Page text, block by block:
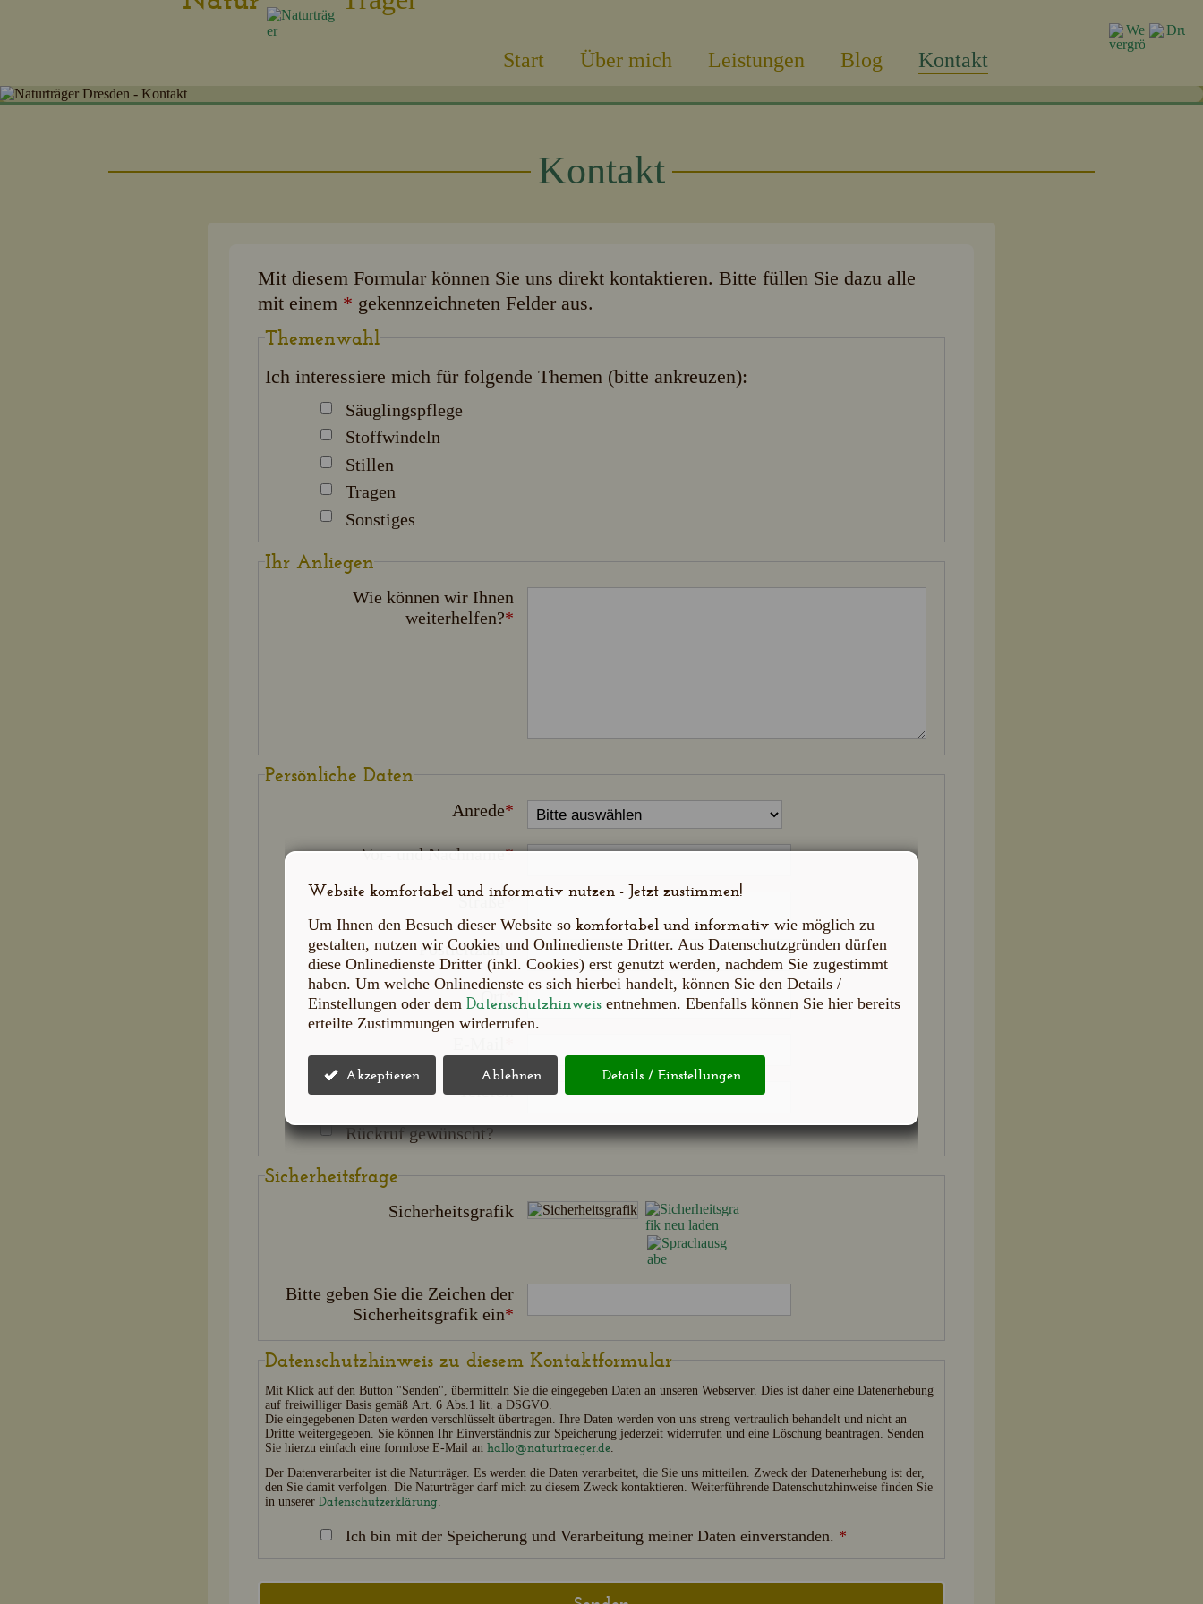
Start Über mich Leistungen Blog Kontakt
Kontakt
Mit diesem Formular können Sie uns direkt kontaktieren. Bitte füllen Sie dazu alle
mit einem * gekennzeichneten Felder aus.
Themenwahl
Ich interessiere mich für folgende Themen (bitte ankreuzen):
Säuglingspflege
Stoffwindeln
Stillen
Tragen
Sonstiges
Ihr Anliegen
Wie können wir Ihnen
weiterhelfen?*
Persönliche Daten
Anrede*
Vor- und Nachname*
Straße*
Postleitzahl*
Ort
Telefon
Rückruf gewünscht?
Sicherheitsfrage
Sicherheitsgrafik
Bitte geben Sie die Zeichen der
Sicherheitsgrafik ein*
Datenschutzhinweis zu diesem Kontaktformular
Mit Klick auf den Button "Senden", übermitteln Sie die eingegeben Daten an unseren Webserver. Dies ist daher eine Datenerhebung
auf freiwilliger Basis gemäß Art. 6 Abs.1 lit. a DSGVO.
Die eingegebenen Daten werden verschlüsselt übertragen. Ihre Daten werden von uns streng vertraulich behandelt und nicht an
Dritte weitergegeben. Sie können Ihr Einverständnis zur Speicherung jederzeit widerrufen und eine Löschung beantragen. Senden
Sie hierzu einfach eine formlose E-Mail an hallo@naturtraeger.de
Der Datenverarbeiter ist die Naturträger. Es werden die Daten verarbeitet, die Sie uns mitteilen. Zweck der Datenerhebung ist der,
den Sie damit verfolgen. Die Naturträger darf mich zu diesem Zweck kontaktieren. Weiterführende Datenschutzhinweise finden Sie
in unserer Datenschutzerklärung
Ich bin mit der Speicherung und Verarbeitung meiner Daten einverstanden. *
Website komfortabel und informativ nutzen - Jetzt zustimmen!
Um Ihnen den Besuch dieser Website so komfortabel und informativ wie möglich zu
gestalten, nutzen wir Cookies und Onlinedienste Dritter. Aus Datenschutzgründen dürfen
diese Onlinedienste Dritter (inkl. Cookies) erst genutzt werden, nachdem Sie zugestimmt
haben. Um welche Onlinedienste es sich hierbei handelt, können Sie den Details /
Einstellungen oder dem Datenschutzhinweis entnehmen. Ebenfalls können Sie hier bereits
erteilte Zustimmungen wirderrufen.